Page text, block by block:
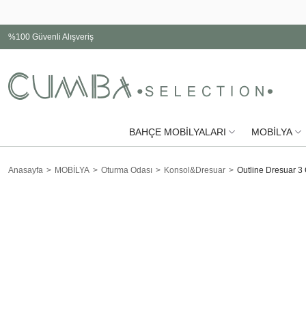
%100 Güvenli Alışveriş
BAHÇE MOBİLYALARI MOBİLYA
Anasayfa MOBİLYA Oturma Odası Konsol&Dresuar Outline Dresuar 3